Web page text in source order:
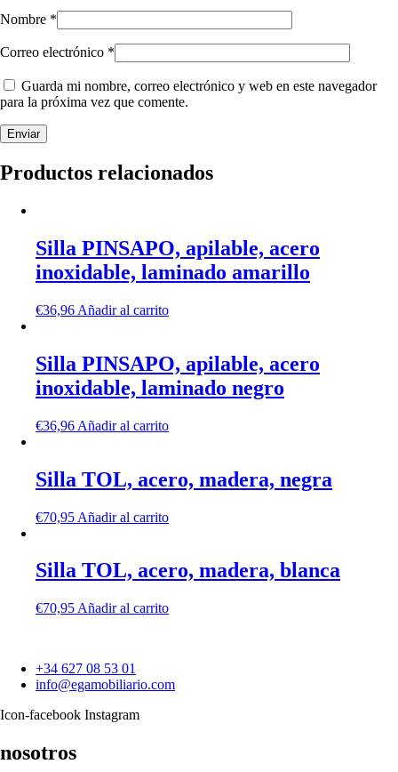
Nombre *
Correo electrónico *
Guarda mi nombre, correo electrónico y web en este navegador
para la próxima vez que comente.
Productos relacionados
Silla PINSAPO, apilable, acero
inoxidable, laminado amarillo
€36,96 Añadir al carrito
Silla PINSAPO, apilable, acero
inoxidable, laminado negro
€36,96 Añadir al carrito
Silla TOL, acero, madera, negra
€70,95 Añadir al carrito
Silla TOL, acero, madera, blanca
€70,95 Añadir al carrito
+34 627 08 53 01
info@egamobiliario.com
Icon-facebook Instagram
nosotros